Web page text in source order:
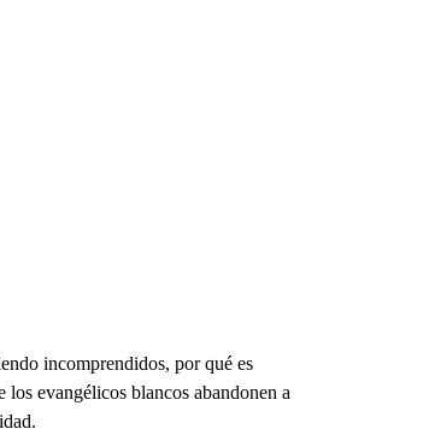
incomprendidos, por qué es
los evangélicos blancos abandonen a